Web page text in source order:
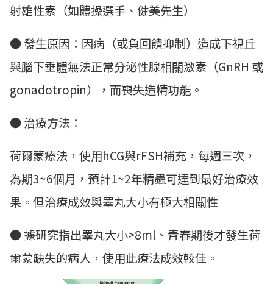
射雄性素（如體操選手、健美先生）
● 發生原因：因病（或負回饋抑制）造成下視丘
與腦下垂體無法正常分泌性腺相關激素（GnRH 或
gonadotropin），而喪失造精功能。
● 治療方法：
荷爾蒙療法，使用hCG與rFSH補充，每週三次，
為期3~6個月，預計1~2年精蟲可達到最好治療效
果。但治療成效與睪丸大小有極大相關性
● 據研究指出睪丸大小>8ml、青春期後才發生荷
爾蒙缺失的病人，使用此療法成效較佳。